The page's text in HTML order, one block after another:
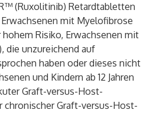
(Ruxolitinib) Retardtabletten
mit Myelofibrose
Risiko, Erwachsenen mit
die unzureichend auf
haben oder dieses nicht
und Kindern ab 12 Jahren
Graft-versus-Host-
chronischer Graft-versus-Host-